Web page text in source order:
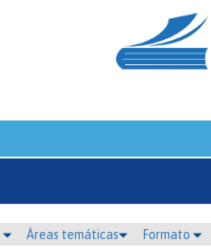
Áreas temáticas Formato